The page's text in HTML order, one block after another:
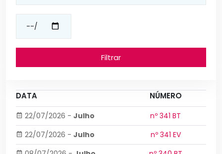
Filtrar
DATA NÚMERO
22/07/2026 - Julho
nº 341 BT
22/07/2026 - Julho
nº 341 EV